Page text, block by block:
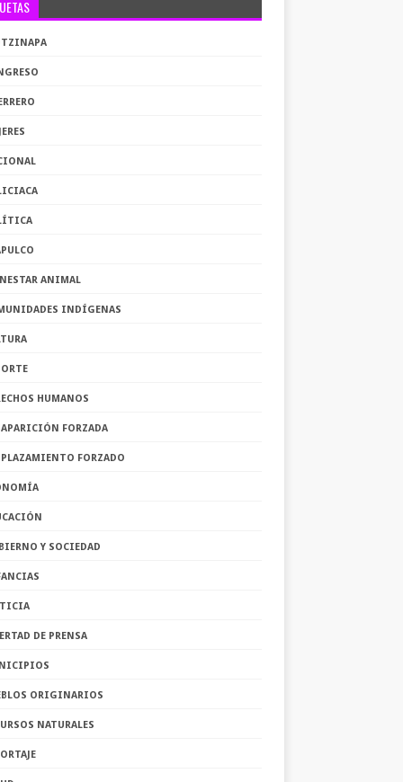
ANIMAL
INDÍGENAS
HUMANOS
FORZADA
FORZADO
Y SOCIEDAD
DE PRENSA
ORIGINARIOS
NATURALES